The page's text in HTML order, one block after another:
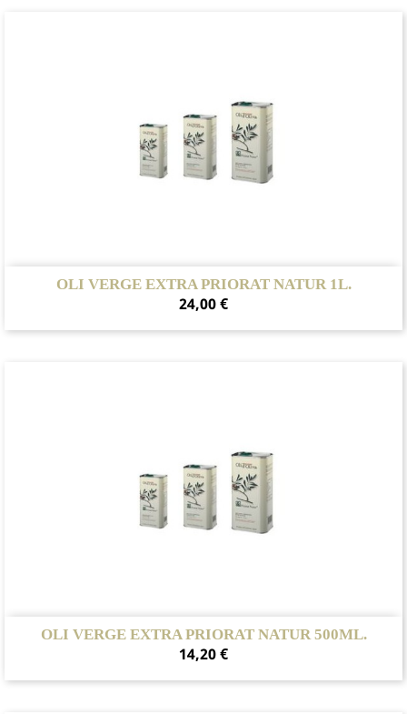
OLI VERGE EXTRA PRIORAT NATUR 1L.
Preu
24,00 €
OLI VERGE EXTRA PRIORAT NATUR 500ML.
Preu
14,20 €